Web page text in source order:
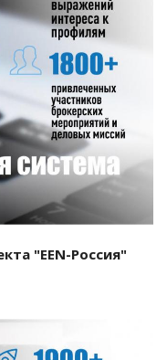
"EEN-Россия"